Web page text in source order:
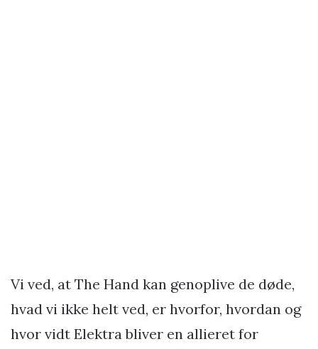
Vi ved, at The Hand kan genoplive de døde,
hvad vi ikke helt ved, er hvorfor, hvordan og
hvor vidt Elektra bliver en allieret for